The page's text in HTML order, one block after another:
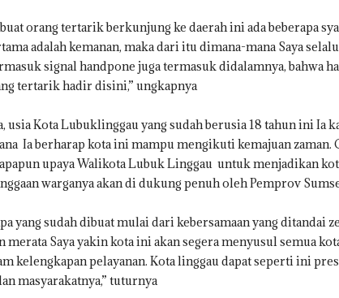
orang tertarik berkunjung ke daerah ini ada beberapa
adalah kemanan, maka dari itu dimana-mana Saya
signal handpone juga termasuk didalamnya, bahwa
tertarik hadir disini,” ungkapnya
usia Kota Lubuklinggau yang sudah berusia 18 tahun ini Ia
Ia berharap kota ini mampu mengikuti kemajuan zaman.
upaya Walikota Lubuk Linggau untuk menjadikan
warganya akan di dukung penuh oleh Pemprov
yang sudah dibuat mulai dari kebersamaan yang ditandai
merata Saya yakin kota ini akan segera menyusul semua
kelengkapan pelayanan. Kota linggau dapat seperti ini
masyarakatnya,” tuturnya